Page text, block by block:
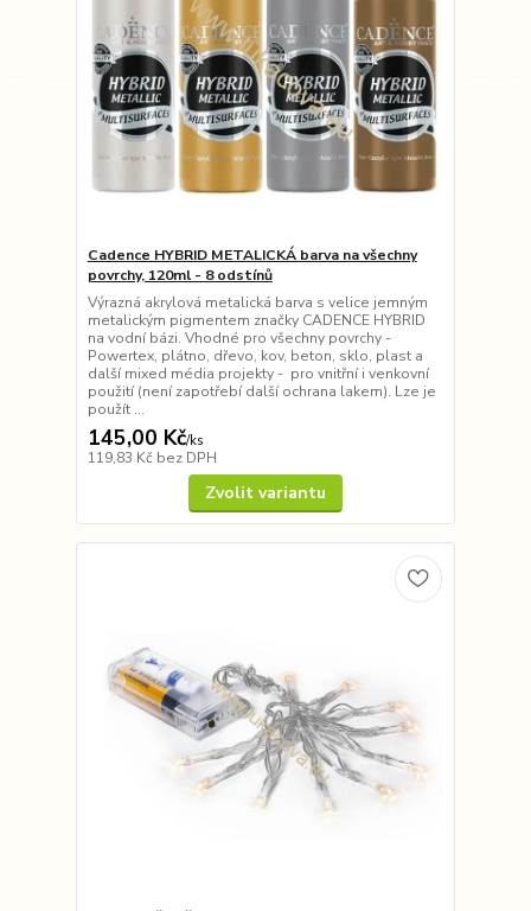
Cadence HYBRID METALICKÁ barva na všechny
povrchy, 120ml - 8 odstínů
Výrazná akrylová metalická barva s velice jemným
metalickým pigmentem značky CADENCE HYBRID
na vodní bázi. Vhodné pro všechny povrchy -
Powertex, plátno, dřevo, kov, beton, sklo, plast a
další mixed média projekty - pro vnitřní i venkovní
použití (není zapotřebí další ochrana lakem). Lze je
použít ...
145,00 Kč/ks
119,83 Kč bez DPH
Zvolit variantu